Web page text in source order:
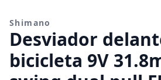
Shimano
Desviador
bicicleta 9V